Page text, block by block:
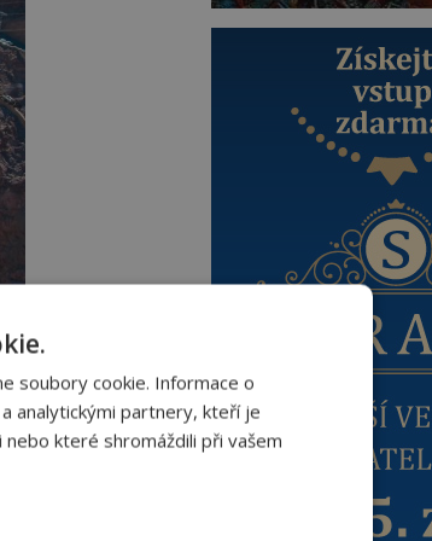
soubory cookie. Informace o
analytickými partnery, kteří je
které shromáždili při vašem